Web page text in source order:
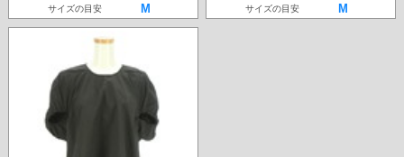
サイズの目安 M サイズの目安 M